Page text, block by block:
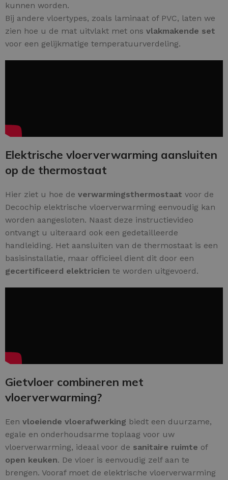
kunnen worden.
Bij andere vloertypes, zoals laminaat of PVC, laten we
zien hoe u de mat uitvlakt met ons vlakmakende set
voor een gelijkmatige temperatuurverdeling.
Elektrische vloerverwarming aansluiten
op de thermostaat
Hier ziet u hoe de verwarmingsthermostaat voor de
Decochip elektrische vloerverwarming eenvoudig kan
worden aangesloten. Naast deze instructievideo
ontvangt u uiteraard ook een gedetailleerde
handleiding. Het aansluiten van de thermostaat is een
basisinstallatie, maar officieel dient dit door een
gecertificeerd elektricien te worden uitgevoerd.
Gietvloer combineren met
vloerverwarming?
Een vloeiende vloerafwerking biedt een duurzame,
egale en onderhoudsarme toplaag voor uw
vloerverwarming, ideaal voor de sanitaire ruimte of
open keuken. De vloer is eenvoudig zelf aan te
brengen. Vooraf moet de elektrische vloerverwarming